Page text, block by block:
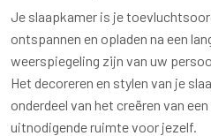
Je slaapkamer is je
ontspannen en opladen na een
weerspiegeling zijn van uw
Het decoreren en stylen van je
onderdeel van het creëren van
uitnodigende ruimte voor jezelf.